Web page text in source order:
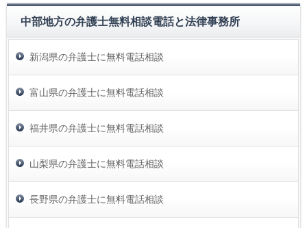
中部地方の弁護士無料相談電話と法律事務所
新潟県の弁護士に無料電話相談
富山県の弁護士に無料電話相談
福井県の弁護士に無料電話相談
山梨県の弁護士に無料電話相談
長野県の弁護士に無料電話相談